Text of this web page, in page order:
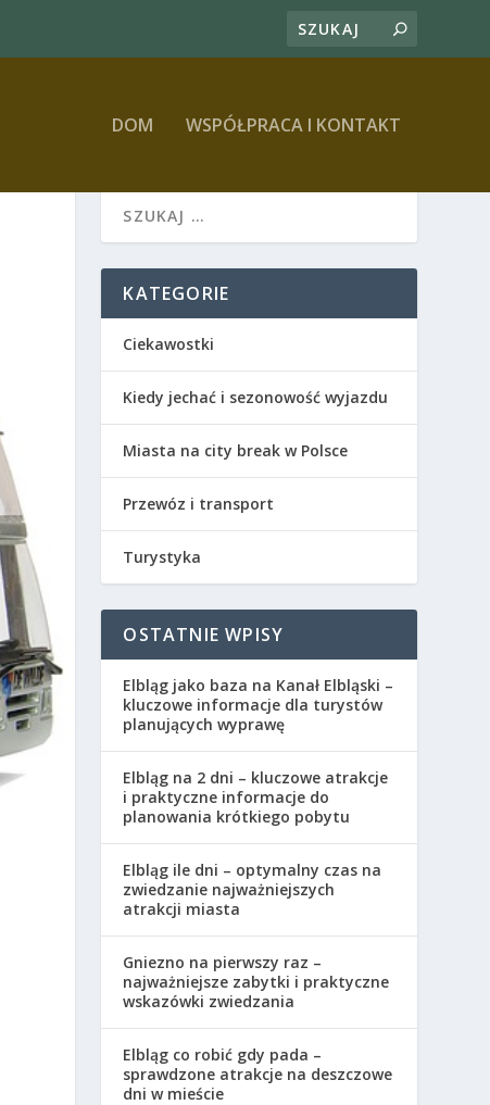
DOM WSPÓŁPRACA I KONTAKT
KATEGORIE
Ciekawostki
Kiedy jechać i sezonowość wyjazdu
Miasta na city break w Polsce
Przewóz i transport
Turystyka
OSTATNIE WPISY
Elbląg jako baza na Kanał Elbląski –
kluczowe informacje dla turystów
planujących wyprawę
Elbląg na 2 dni – kluczowe atrakcje
i praktyczne informacje do
planowania krótkiego pobytu
Elbląg ile dni – optymalny czas na
zwiedzanie najważniejszych
atrakcji miasta
Gniezno na pierwszy raz –
najważniejsze zabytki i praktyczne
wskazówki zwiedzania
Elbląg co robić gdy pada –
sprawdzone atrakcje na deszczowe
dni w mieście